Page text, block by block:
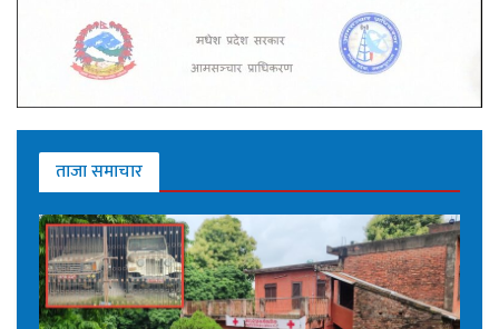
ताजा समाचार